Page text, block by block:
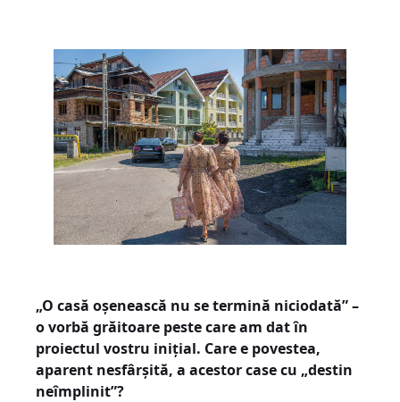
„O casă oșenească nu se termină niciodată” –
o vorbă grăitoare peste care am dat în
proiectul vostru inițial. Care e povestea,
aparent nesfârșită, a acestor case cu „destin
neîmplinit”?